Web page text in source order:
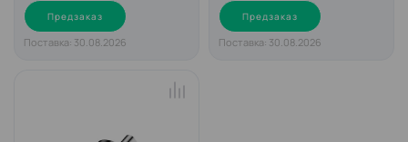
Предзаказ
Поставка: 30.08.2026
Предзаказ
Поставка: 30.08.2026